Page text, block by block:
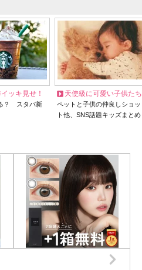
ッキ見せ！
？ スタバ新
天使級に可愛い子供たち
ペットと子供の仲良しショッ
ト他、SNS話題キッズまとめ